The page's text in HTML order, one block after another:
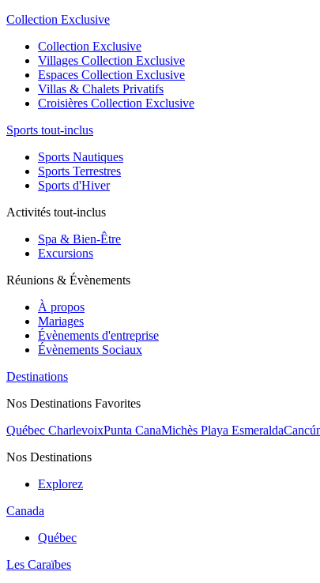
Collection Exclusive
Collection Exclusive
Villages Collection Exclusive
Espaces Collection Exclusive
Villas & Chalets Privatifs
Croisières Collection Exclusive
Sports tout-inclus
Sports Nautiques
Sports Terrestres
Sports d'Hiver
Activités tout-inclus
Spa & Bien-Être
Excursions
Réunions & Évènements
À propos
Mariages
Évènements d'entreprise
Évènements Sociaux
Destinations
Nos Destinations Favorites
Québec CharlevoixPunta CanaMichès Playa Esmeralda
Nos Destinations
Explorez
Canada
Québec
Les Caraïbes